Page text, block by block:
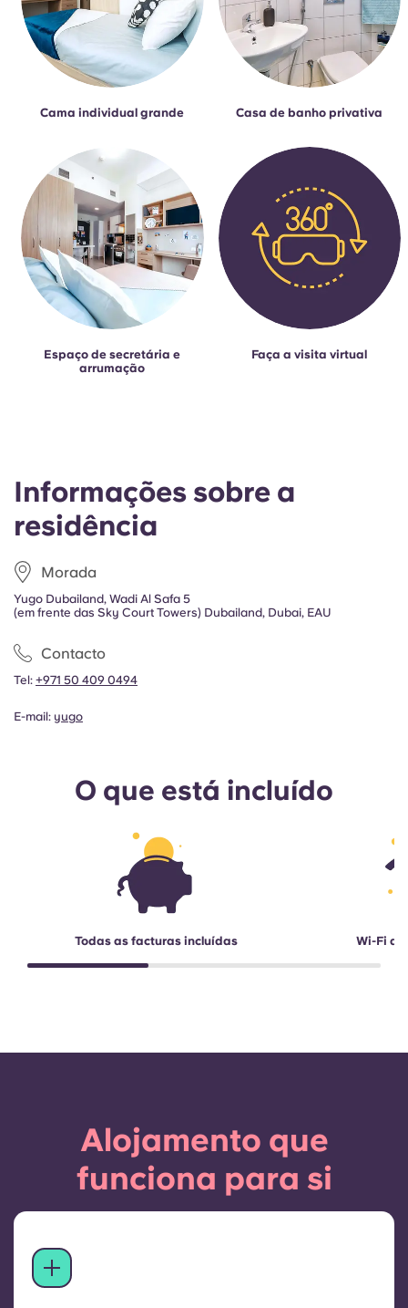
Informações sobre a
residência
Morada
Yugo Dubailand, Wadi Al Safa 5
(em frente das Sky Court Towers) Dubailand, Dubai, EAU
Contacto
Tel: +971 50 409 0494
E-mail: yugo
O que está incluído
Todas as facturas incluídas Wi-Fi
Cama individual grande Casa de banho privativa
Espaço de secretária e
arrumação
Faça a visita virtual
Alojamento que
funciona para si